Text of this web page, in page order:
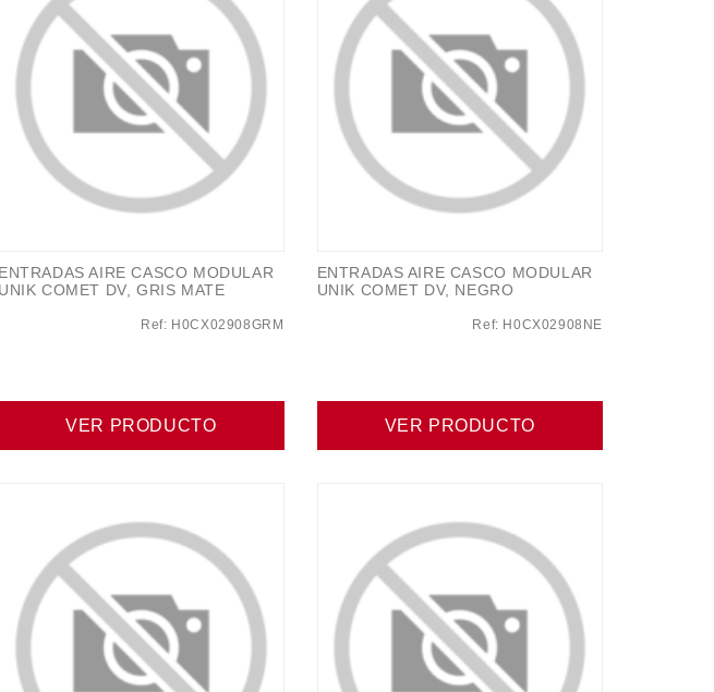
ENTRADAS AIRE CASCO MODULAR
UNIK COMET DV, GRIS MATE
Ref: H0CX02908GRM
VER PRODUCTO
ENTRADAS AIRE CASCO MODULAR
UNIK COMET DV, NEGRO
Ref: H0CX02908NE
VER PRODUCTO